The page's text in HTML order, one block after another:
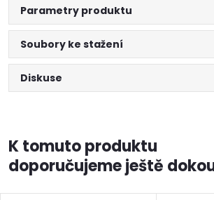
Parametry produktu
Soubory ke stažení
Diskuse
K tomuto produktu
doporučujeme ještě